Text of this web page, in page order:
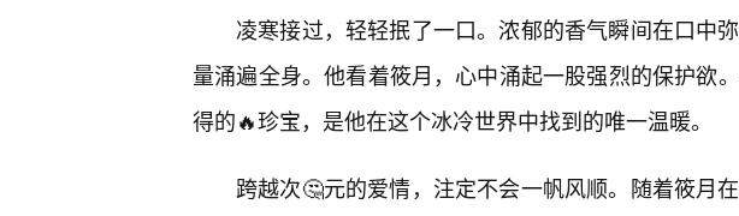
凌寒接过，轻轻抿了一口。浓郁的香气瞬间在口中
量涌遍全身。他看着筱月，心中涌起一股强烈的保护欲
得的🔥珍宝，是他在这个冰冷世界中找到的唯一温暖。
跨越次🤔元的爱情，注定不会一帆风顺。随着筱月